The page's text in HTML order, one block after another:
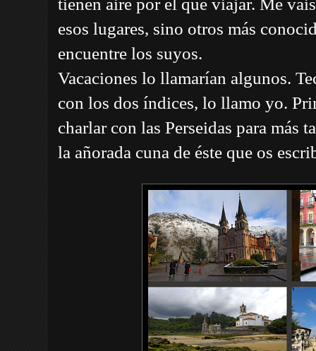
esos lugares, sino otros más
encuentre los suyos.
Vacaciones lo llamarían algunos.
con los dos índices, lo llamo yo.
charlar con las Perseidas para más
la añorada cuna de éste que os